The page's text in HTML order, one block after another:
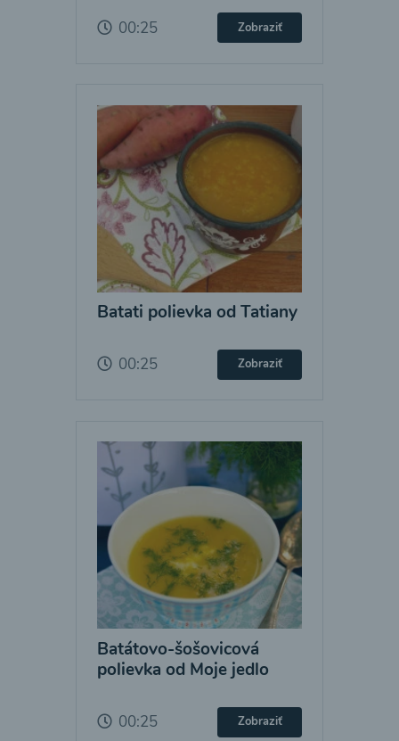
00:25 Zobraziť
Batati polievka od Tatiany
00:25 Zobraziť
Batátovo-šošovicová
polievka od Moje jedlo
00:25 Zobraziť